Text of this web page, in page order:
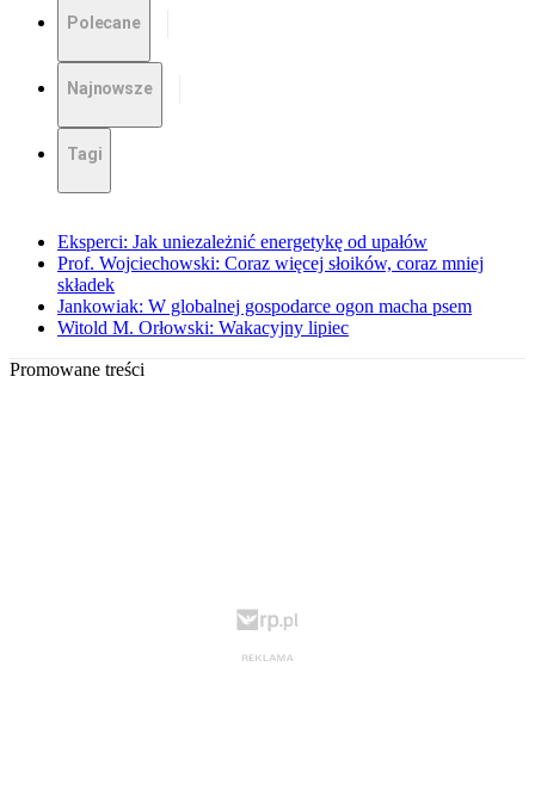
Polecane
Najnowsze
Tagi
Eksperci: Jak uniezależnić energetykę od upałów
Prof. Wojciechowski: Coraz więcej słoików, coraz mniej
składek
Jankowiak: W globalnej gospodarce ogon macha psem
Witold M. Orłowski: Wakacyjny lipiec
Promowane treści